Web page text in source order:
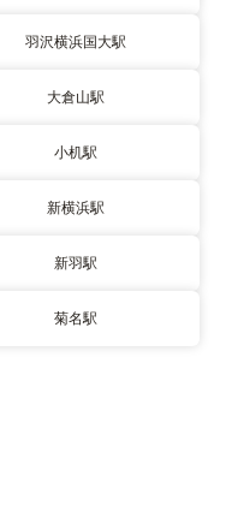
羽沢横浜国大駅
大倉山駅
小机駅
新横浜駅
新羽駅
菊名駅